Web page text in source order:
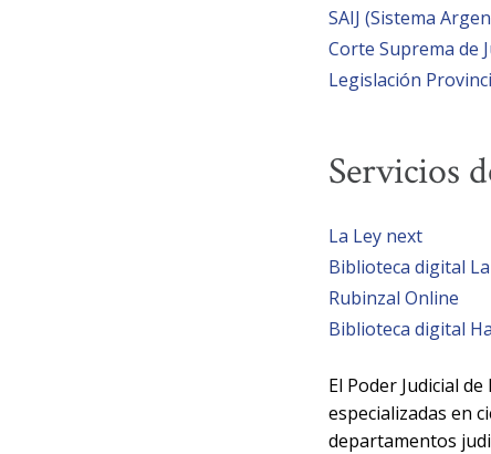
SAIJ (Sistema
Corte Suprema de
Legislación
Servicios
La Ley next
Biblioteca digital
Rubinzal Online
Biblioteca digital
El Poder Judicial
especializadas en
departamentos